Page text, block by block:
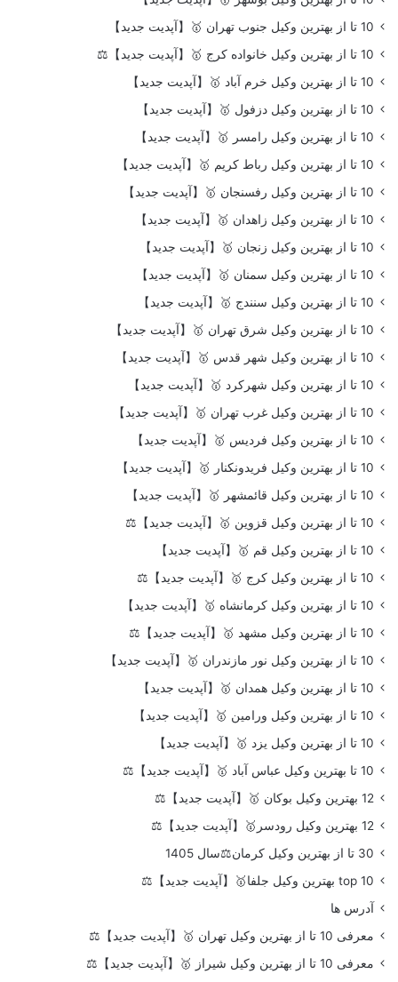
10 تا از بهترین وکیل جنوب تهران 🥇【آپدیت جدید】
10 تا از بهترین وکیل خانواده کرج 🥇【آپدیت جدید】⚖️
10 تا از بهترین وکیل خرم آباد 🥇【آپدیت جدید】
10 تا از بهترین وکیل دزفول 🥇【آپدیت جدید】
10 تا از بهترین وکیل رامسر 🥇【آپدیت جدید】
10 تا از بهترین وکیل رباط کریم 🥇【آپدیت جدید】
10 تا از بهترین وکیل رفسنجان 🥇【آپدیت جدید】
10 تا از بهترین وکیل زاهدان 🥇【آپدیت جدید】
10 تا از بهترین وکیل زنجان 🥇【آپدیت جدید】
10 تا از بهترین وکیل سمنان 🥇【آپدیت جدید】
10 تا از بهترین وکیل سنندج 🥇【آپدیت جدید】
10 تا از بهترین وکیل شرق تهران 🥇【آپدیت جدید】
10 تا از بهترین وکیل شهر قدس 🥇【آپدیت جدید】
10 تا از بهترین وکیل شهرکرد 🥇【آپدیت جدید】
10 تا از بهترین وکیل غرب تهران 🥇【آپدیت جدید】
10 تا از بهترین وکیل فردیس 🥇【آپدیت جدید】
10 تا از بهترین وکیل فریدونکنار 🥇【آپدیت جدید】
10 تا از بهترین وکیل قائمشهر 🥇【آپدیت جدید】
10 تا از بهترین وکیل قزوین 🥇【آپدیت جدید】⚖️
10 تا از بهترین وکیل قم 🥇【آپدیت جدید】
10 تا از بهترین وکیل کرج 🥇【آپدیت جدید】⚖️
10 تا از بهترین وکیل کرمانشاه 🥇【آپدیت جدید】
10 تا از بهترین وکیل مشهد 🥇【آپدیت جدید】⚖️
10 تا از بهترین وکیل نور مازندران 🥇【آپدیت جدید】
10 تا از بهترین وکیل همدان 🥇【آپدیت جدید】
10 تا از بهترین وکیل ورامین 🥇【آپدیت جدید】
10 تا از بهترین وکیل یزد 🥇【آپدیت جدید】
10 تا بهترین وکیل عباس آباد 🥇【آپدیت جدید】⚖️
12 بهترین وکیل بوکان 🥇【آپدیت جدید】⚖️
12 بهترین وکیل رودسر🥇【آپدیت جدید】⚖️
30 تا از بهترین وکیل کرمان⚖️سال 1405
top 10 بهترین وکیل جلفا🥇【آپدیت جدید】⚖️
آدرس ها
معرفی 10 تا از بهترین وکیل تهران 🥇【آپدیت جدید】⚖️
معرفی 10 تا از بهترین وکیل شیراز 🥇【آپدیت جدید】⚖️